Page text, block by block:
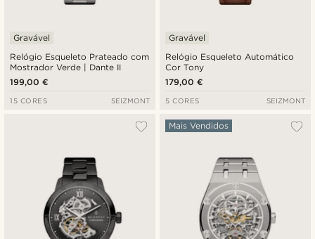
Relógio Esqueleto Prateado com
Mostrador Verde | Dante II
Gravável
199,00 €
15 CORES SEIZMONT
Relógio Esqueleto Automático
Cor Tony
Gravável
179,00 €
5 CORES SEIZMONT
Mais Vendidos